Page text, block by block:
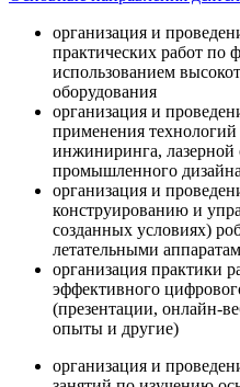
организация и
практических работ по
использованием
оборудования
организация и
применения
инжиниринга, лазерной
промышленного дизайна
организация и
конструированию и
созданных условиях)
летательными
организация практики
эффективного
(презентации, онлайн-
опыты и другие)
организация и